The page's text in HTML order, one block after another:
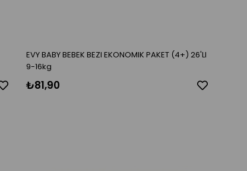
EVY BABY BEBEK BEZI EKONOMIK PAKET (4+) 26'LI
9-16kg
₺81,90